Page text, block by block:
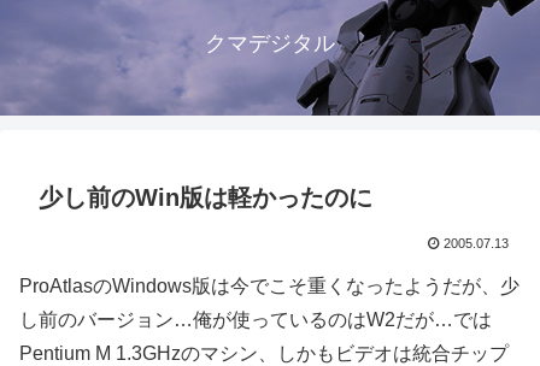
クマデジタル
少し前のWin版は軽かったのに
2005.07.13
ProAtlasのWindows版は今でこそ重くなったようだが、少
し前のバージョン…俺が使っているのはW2だが…では
Pentium M 1.3GHzのマシン、しかもビデオは統合チップ